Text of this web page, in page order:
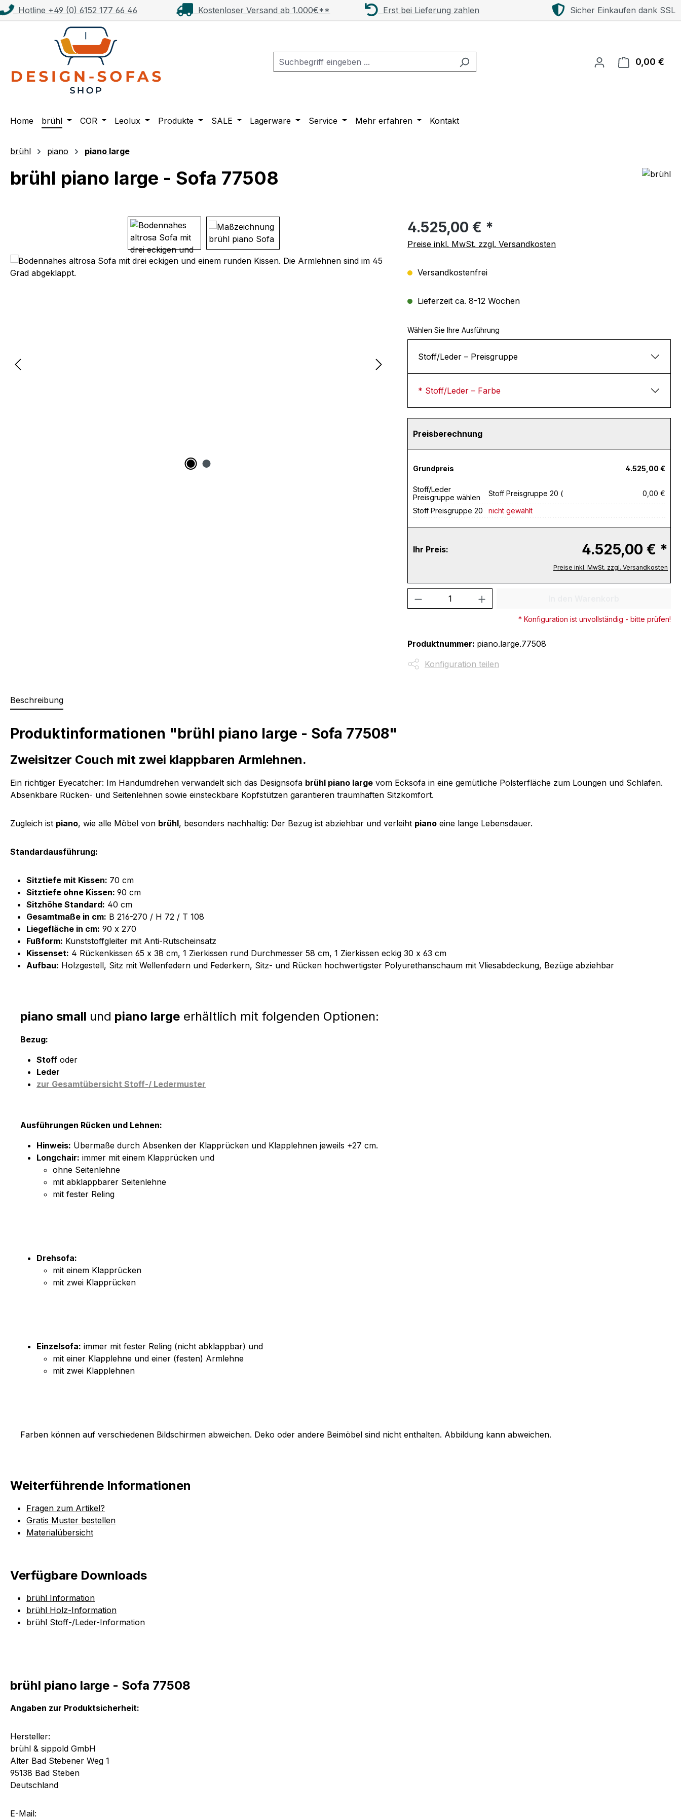
Hauptinhalt springen
Zur Suche springen
Zur Hauptnavigation springen
Hotline +49 (0) 6152 177 66 46 Kostenloser Versand ab 1.000€** Erst bei Lieferung zahlen Sicher Einkaufen dank SSL
0,00 €
Home brühl COR Leolux Produkte SALE Lagerware Service Mehr erfahren Kontakt
brühl piano piano large
brühl piano large - Sofa 77508
Regulärer Preis:
4.525,00 € *
Preise inkl. MwSt. zzgl. Versandkosten
Versandkostenfrei
Lieferzeit ca. 8-12 Wochen
Wählen Sie Ihre Ausführung
Stoff/Leder – Preisgruppe
* Stoff/Leder – Farbe
Preisberechnung
Grundpreis 4.525,00 €
Stoff/Leder
Preisgruppe wählen
Stoff Preisgruppe 20 (
0,00 €
Stoff Preisgruppe 20
nicht gewählt
Ihr Preis: 4.525,00 € *
Preise inkl. MwSt. zzgl. Versandkosten
Produkt Anzahl: Gib den gewünschten Wert
* Konfiguration ist unvollständig - bitte prüfen!
Produktnummer: piano.large.77508
Konfiguration teilen
Beschreibung
Produktinformationen "brühl piano large - Sofa 77508"
Zweisitzer Couch mit zwei klappbaren Armlehnen.
Ein richtiger Eyecatcher: Im Handumdrehen verwandelt sich das Designsofa brühl piano large vom Ecksofa in eine gemütliche Polsterfläche zum Loungen und Schlafen.
Absenkbare Rücken- und Seitenlehnen sowie einsteckbare Kopfstützen garantieren traumhaften Sitzkomfort.
Zugleich ist piano, wie alle Möbel von brühl, besonders nachhaltig: Der Bezug ist abziehbar und verleiht piano eine lange Lebensdauer.
Standardausführung:
Sitztiefe mit Kissen: 70 cm
Sitztiefe ohne Kissen: 90 cm
Sitzhöhe Standard: 40 cm
Gesamtmaße in cm: B 216-270 / H 72 / T 108
Liegefläche in cm: 90 x 270
Fußform: Kunststoffgleiter mit Anti-Rutscheinsatz
Kissenset: 4 Rückenkissen 65 x 38 cm, 1 Zierkissen rund Durchmesser 58 cm, 1 Zierkissen eckig 30 x 63 cm
Aufbau: Holzgestell, Sitz mit Wellenfedern und Federkern, Sitz- und Rücken hochwertigster Polyurethanschaum mit Vliesabdeckung, Bezüge abziehbar
piano small und piano large erhältlich mit folgenden Optionen:
Bezug:
Stoff oder
Leder
zur Gesamtübersicht Stoff-/ Ledermuster
Ausführungen Rücken und Lehnen:
Hinweis: Übermaße durch Absenken der Klapprücken und Klapplehnen jeweils +27 cm.
Longchair: immer mit einem Klapprücken und
ohne Seitenlehne
mit abklappbarer Seitenlehne
mit fester Reling
Drehsofa:
mit einem Klapprücken
mit zwei Klapprücken
Einzelsofa: immer mit fester Reling (nicht abklappbar) und
mit einer Klapplehne und einer (festen) Armlehne
mit zwei Klapplehnen
Farben können auf verschiedenen Bildschirmen abweichen. Deko oder andere Beimöbel sind nicht enthalten. Abbildung kann abweichen.
Weiterführende Informationen
Fragen zum Artikel?
Gratis Muster bestellen
Materialübersicht
Verfügbare Downloads
brühl Information
brühl Holz-Information
brühl Stoff-/Leder-Information
brühl piano large - Sofa 77508
Angaben zur Produktsicherheit:
Hersteller:
brühl & sippold GmbH
Alter Bad Stebener Weg 1
95138 Bad Steben
Deutschland
E-Mail: